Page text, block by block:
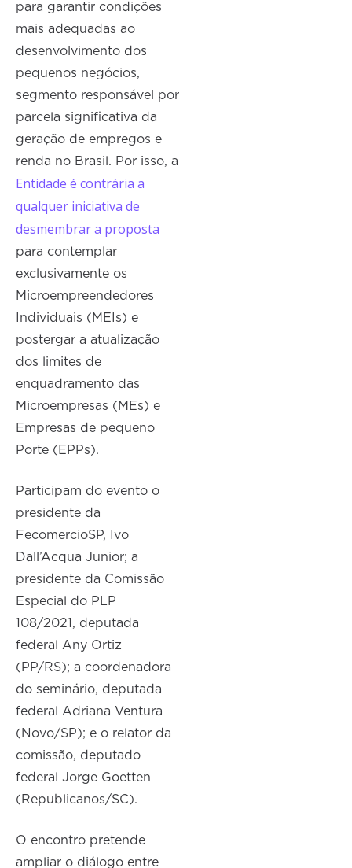
para garantir condições
mais adequadas ao
desenvolvimento dos
pequenos negócios,
segmento responsável por
parcela significativa da
geração de empregos e
renda no Brasil. Por isso, a
Entidade é contrária a
qualquer iniciativa de
desmembrar a proposta
para contemplar
exclusivamente os
Microempreendedores
Individuais (MEIs) e
postergar a atualização
dos limites de
enquadramento das
Microempresas (MEs) e
Empresas de pequeno
Porte (EPPs).
Participam do evento o
presidente da
FecomercioSP, Ivo
Dall’Acqua Junior; a
presidente da Comissão
Especial do PLP
108/2021, deputada
federal Any Ortiz
(PP/RS); a coordenadora
do seminário, deputada
federal Adriana Ventura
(Novo/SP); e o relator da
comissão, deputado
federal Jorge Goetten
(Republicanos/SC).
O encontro pretende
ampliar o diálogo entre